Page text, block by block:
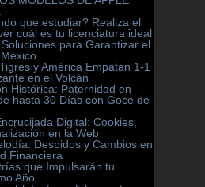
que estudiar? Realiza el
cuál es tu licenciatura ideal
para Garantizar el
y América Empatan 1-1
en el Volcán
Histórica: Paternidad en
hasta 30 Días con Goce de
Digital: Cookies,
en la Web
Despidos y Cambios en
Financiera
que Impulsarán tu
Año